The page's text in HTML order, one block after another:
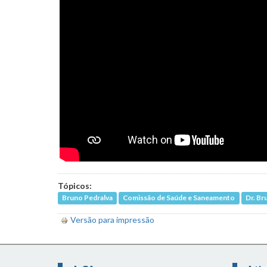
Tópicos:
Bruno Pedralva Comissão de Saúde e Saneamento Dr.
Versão para impressão